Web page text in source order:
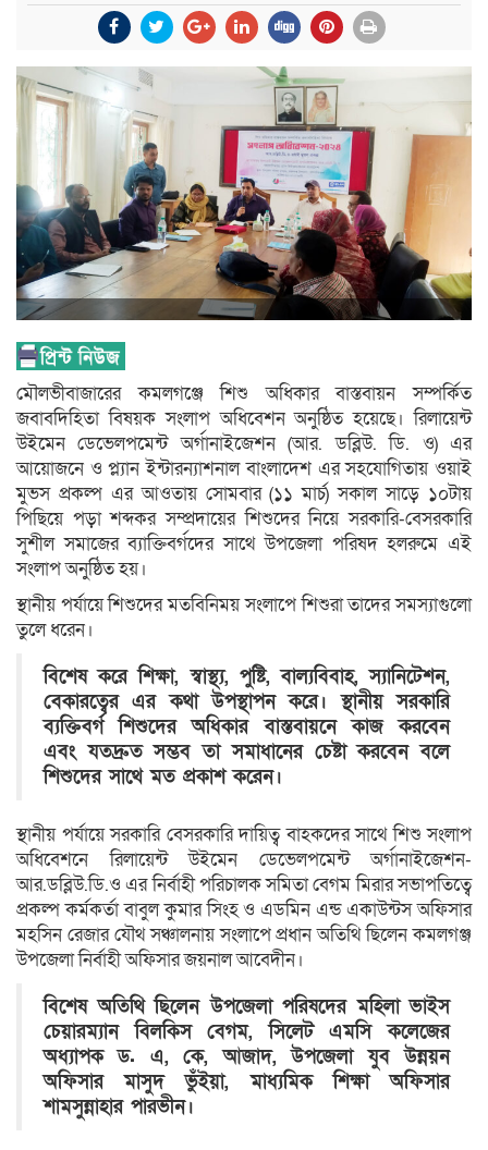
মৌলভীবাজারের কমলগঞ্জে শিশু অধিকার বাস্তবায়ন সম্পর্কিত
জবাবদিহিতা বিষয়ক সংলাপ অধিবেশন অনুষ্ঠিত হয়েছে। রিলায়েন্ট
উইমেন ডেভেলপমেন্ট অর্গানাইজেশন (আর. ডব্লিউ. ডি. ও) এর
আয়োজনে ও প্ল্যান ইন্টারন্যাশনাল বাংলাদেশ এর সহযোগিতায় ওয়াই
মুভস প্রকল্প এর আওতায় সোমবার (১১ মার্চ) সকাল সাড়ে ১০টায়
পিছিয়ে পড়া শব্দকর সম্প্রদায়ের শিশুদের নিয়ে সরকারি-বেসরকারি
সুশীল সমাজের ব্যাক্তিবর্গদের সাথে উপজেলা পরিষদ হলরুমে এই
সংলাপ অনুষ্ঠিত হয়।
স্থানীয় পর্যায়ে শিশুদের মতবিনিময় সংলাপে শিশুরা তাদের সমস্যাগুলো
তুলে ধরেন।
বিশেষ করে শিক্ষা, স্বাস্থ্য, পুষ্টি, বাল্যবিবাহ, স্যানিটেশন,
বেকারত্বের এর কথা উপস্থাপন করে। স্থানীয় সরকারি
ব্যক্তিবর্গ শিশুদের অধিকার বাস্তবায়নে কাজ করবেন
এবং যতদ্রুত সম্ভব তা সমাধানের চেষ্টা করবেন বলে
শিশুদের সাথে মত প্রকাশ করেন।
স্থানীয় পর্যায়ে সরকারি বেসরকারি দায়িত্ব বাহকদের সাথে শিশু সংলাপ
অধিবেশনে রিলায়েন্ট উইমেন ডেভেলপমেন্ট অর্গানাইজেশন-
আর.ডব্লিউ.ডি.ও এর নির্বাহী পরিচালক সমিতা বেগম মিরার সভাপতিত্বে
প্রকল্প কর্মকর্তা বাবুল কুমার সিংহ ও এডমিন এন্ড একাউন্টস অফিসার
মহসিন রেজার যৌথ সঞ্চালনায় সংলাপে প্রধান অতিথি ছিলেন কমলগঞ্জ
উপজেলা নির্বাহী অফিসার জয়নাল আবেদীন।
বিশেষ অতিথি ছিলেন উপজেলা পরিষদের মহিলা ভাইস
চেয়ারম্যান বিলকিস বেগম, সিলেট এমসি কলেজের
অধ্যাপক ড. এ, কে, আজাদ, উপজেলা যুব উন্নয়ন
অফিসার মাসুদ ভুঁইয়া, মাধ্যমিক শিক্ষা অফিসার
শামসুন্নাহার পারভীন।